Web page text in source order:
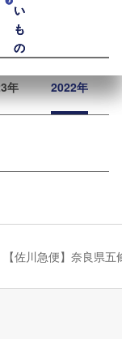
い
も
の
い
も
の
年 2022年
【佐川急便】奈良県